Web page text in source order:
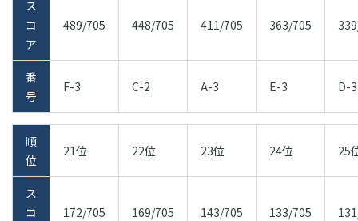
ス
コ
ア
489/705 448/705 411/705 363/705
番
号
F-3 C-2 A-3 E-3 D-3
順
位
21位 22位 23位 24位 25
ス
コ
172/705 169/705 143/705 133/705